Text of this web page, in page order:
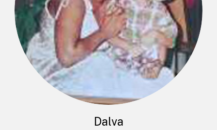
Dalva